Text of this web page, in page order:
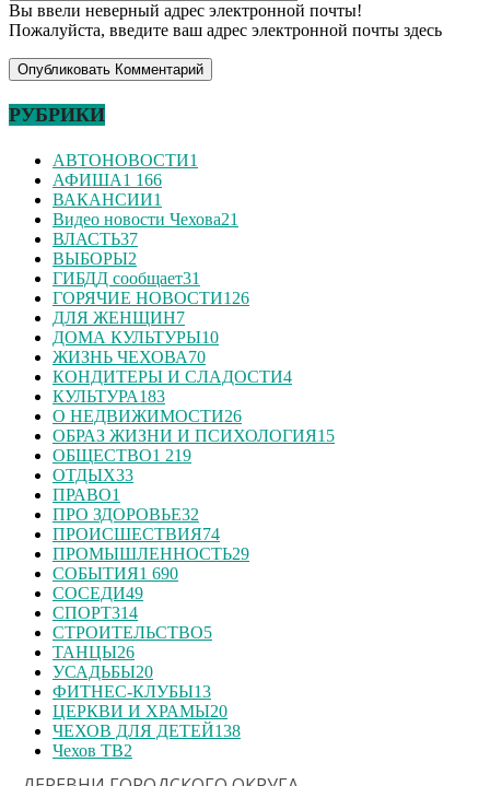
Вы ввели неверный адрес электронной почты!
Пожалуйста, введите ваш адрес электронной почты здесь
РУБРИКИ
АВТОНОВОСТИ1
АФИША1 166
ВАКАНСИИ1
Видео новости Чехова21
ВЛАСТЬ37
ВЫБОРЫ2
ГИБДД сообщает31
ГОРЯЧИЕ НОВОСТИ126
ДЛЯ ЖЕНЩИН7
ДОМА КУЛЬТУРЫ10
ЖИЗНЬ ЧЕХОВА70
КОНДИТЕРЫ И СЛАДОСТИ4
КУЛЬТУРА183
О НЕДВИЖИМОСТИ26
ОБРАЗ ЖИЗНИ И ПСИХОЛОГИЯ15
ОБЩЕСТВО1 219
ОТДЫХ33
ПРАВО1
ПРО ЗДОРОВЬЕ32
ПРОИСШЕСТВИЯ74
ПРОМЫШЛЕННОСТЬ29
СОБЫТИЯ1 690
СОСЕДИ49
СПОРТ314
СТРОИТЕЛЬСТВО5
ТАНЦЫ26
УСАДЬБЫ20
ФИТНЕС-КЛУБЫ13
ЦЕРКВИ И ХРАМЫ20
ЧЕХОВ ДЛЯ ДЕТЕЙ138
Чехов ТВ2